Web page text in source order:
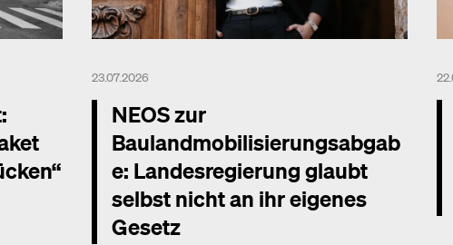
23.07.2026
NEOS zur
Baulandmobilisierungsabgab
e: Landesregierung glaubt
selbst nicht an ihr eigenes
Gesetz